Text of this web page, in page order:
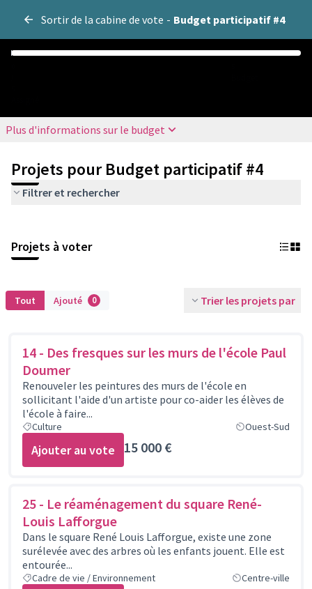
Sortir de la cabine de vote - Budget participatif #4
Plus d'informations sur le budget
Projets pour Budget participatif #4
Filtrer et rechercher
Projets à voter
Tout Ajouté 0 Trier les projets par
14 - Des fresques sur les murs de l'école Paul
Doumer
Renouveler les peintures des murs de l'école en
sollicitant l'aide d'un artiste pour co-aider les élèves de
l'école à faire...
Culture Ouest-Sud
Ajouter au vote 15 000 €
25 - Le réaménagement du square René-
Louis Lafforgue
Dans le square René Louis Lafforgue, existe une zone
surélevée avec des arbres où les enfants jouent. Elle est
entourée...
Cadre de vie / Environnement Centre-ville